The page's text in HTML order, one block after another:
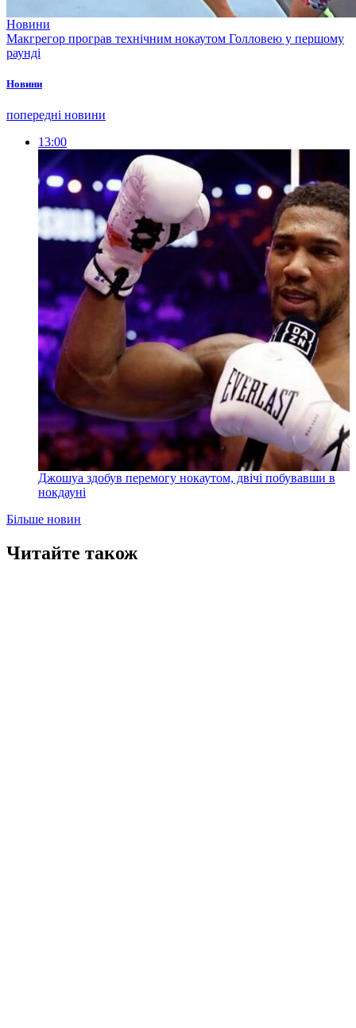
Новини
Макгрегор програв технічним нокаутом Голловею у першому
раунді
Новини
попередні новини
13:00
Джошуа здобув перемогу нокаутом, двічі побувавши в
нокдауні
Більше новин
Читайте також